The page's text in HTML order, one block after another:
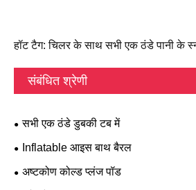
हॉट टैग: चिलर के साथ सभी एक ठंडे पानी के
संबंधित श्रेणी
सभी एक ठंडे डुबकी टब में
Inflatable आइस बाथ बैरल
अष्टकोण कोल्ड प्लंज पॉड